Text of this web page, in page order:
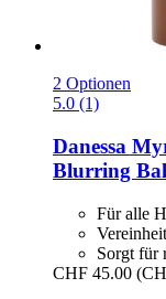
2 Optionen
5.0 (1)
Danessa
Blurring
Für alle
Sorgt für
CHF 45.00